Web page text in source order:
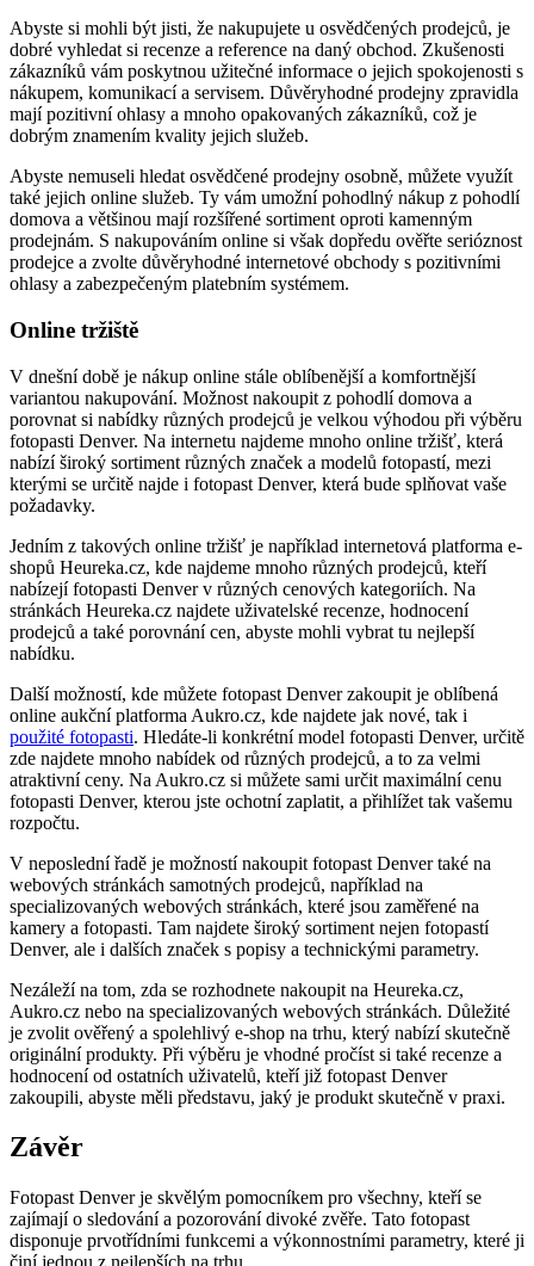
Abyste si mohli být jisti, že nakupujete u osvědčených prodejců, je
dobré vyhledat si recenze a reference na daný obchod. Zkušenosti
zákazníků vám poskytnou užitečné informace o jejich spokojenosti s
nákupem, komunikací a servisem. Důvěryhodné prodejny zpravidla
mají pozitivní ohlasy a mnoho opakovaných zákazníků, což je
dobrým znamením kvality jejich služeb.
Abyste nemuseli hledat osvědčené prodejny osobně, můžete využít
také jejich online služeb. Ty vám umožní pohodlný nákup z pohodlí
domova a většinou mají rozšířené sortiment oproti kamenným
prodejnám. S nakupováním online si však dopředu ověřte serióznost
prodejce a zvolte důvěryhodné internetové obchody s pozitivními
ohlasy a zabezpečeným platebním systémem.
Online tržiště
V dnešní době je nákup online stále oblíbenější a komfortnější
variantou nakupování. Možnost nakoupit z pohodlí domova a
porovnat si nabídky různých prodejců je velkou výhodou při výběru
fotopasti Denver. Na internetu najdeme mnoho online tržišť, která
nabízí široký sortiment různých značek a modelů fotopastí, mezi
kterými se určitě najde i fotopast Denver, která bude splňovat vaše
požadavky.
Jedním z takových online tržišť je například internetová platforma e-
shopů Heureka.cz, kde najdeme mnoho různých prodejců, kteří
nabízejí fotopasti Denver v různých cenových kategoriích. Na
stránkách Heureka.cz najdete uživatelské recenze, hodnocení
prodejců a také porovnání cen, abyste mohli vybrat tu nejlepší
nabídku.
Další možností, kde můžete fotopast Denver zakoupit je oblíbená
online aukční platforma Aukro.cz, kde najdete jak nové, tak i
použité fotopasti. Hledáte-li konkrétní model fotopasti Denver, určitě
zde najdete mnoho nabídek od různých prodejců, a to za velmi
atraktivní ceny. Na Aukro.cz si můžete sami určit maximální cenu
fotopasti Denver, kterou jste ochotní zaplatit, a přihlížet tak vašemu
rozpočtu.
V neposlední řadě je možností nakoupit fotopast Denver také na
webových stránkách samotných prodejců, například na
specializovaných webových stránkách, které jsou zaměřené na
kamery a fotopasti. Tam najdete široký sortiment nejen fotopastí
Denver, ale i dalších značek s popisy a technickými parametry.
Nezáleží na tom, zda se rozhodnete nakoupit na Heureka.cz,
Aukro.cz nebo na specializovaných webových stránkách. Důležité
je zvolit ověřený a spolehlivý e-shop na trhu, který nabízí skutečně
originální produkty. Při výběru je vhodné pročíst si také recenze a
hodnocení od ostatních uživatelů, kteří již fotopast Denver
zakoupili, abyste měli představu, jaký je produkt skutečně v praxi.
Závěr
Fotopast Denver je skvělým pomocníkem pro všechny, kteří se
zajímají o sledování a pozorování divoké zvěře. Tato fotopast
disponuje prvotřídními funkcemi a výkonnostními parametry, které ji